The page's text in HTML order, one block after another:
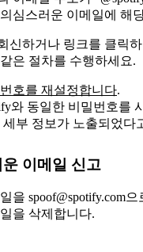
심스러운 이메일에 해
신하거나 링크를 클릭
은 절차를 수행하세요.
호를 재설정합니다.
와 동일한 비밀번호를
세부 정보가 노출되었다
이메일 신고
을 spoof@spotify.com
을 삭제합니다.